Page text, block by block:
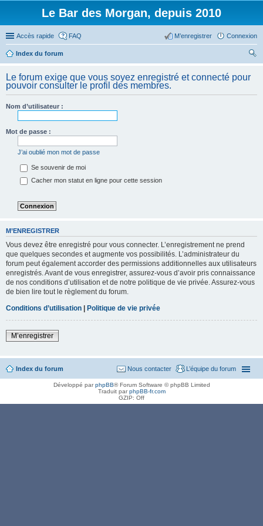
Le Bar des Morgan, depuis 2010
Accès rapide FAQ Connexion
M’enregistrer
Index du forum
her
ch
Le forum exige que vous soyez enregistré et connecté pour
pouvoir consulter le profil des membres.
Nom d’utilisateur :
Mot de passe :
J’ai oublié mon mot de passe
Se souvenir de moi
Cacher mon statut en ligne pour cette session
M’ENREGISTRER
Vous devez être enregistré pour vous connecter. L’enregistrement ne prend
que quelques secondes et augmente vos possibilités. L’administrateur du
forum peut également accorder des permissions additionnelles aux utilisateurs
enregistrés. Avant de vous enregistrer, assurez-vous d’avoir pris connaissance
de nos conditions d’utilisation et de notre politique de vie privée. Assurez-vous
de bien lire tout le règlement du forum.
Conditions d’utilisation | Politique de vie privée
M’enregistrer
Index du forum L’équipe du forum
Nous contacter
Développé parphpBB® Forum Software © phpBB Limited
Traduit parphpBB-fr.com
GZIP: Off